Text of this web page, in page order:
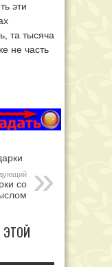
эти
та тысяча
не часть
со
ЭТОЙ